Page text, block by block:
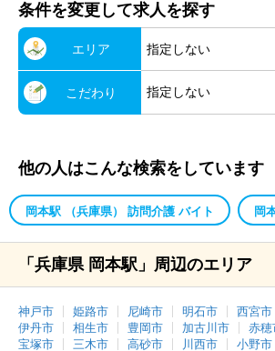
条件を変更して求人を探す
エリア 指定しない
こだわり 指定しない
他の人はこんな検索をしています
岡本駅 （兵庫県） 訪問介護 バイト 岡
「兵庫県 岡本駅」周辺のエリア
神戸市 姫路市 尼崎市 明石市 西宮市
伊丹市
相生市 豊岡市 加古川市 赤穂
宝塚市
三木市 高砂市 川西市 小野市